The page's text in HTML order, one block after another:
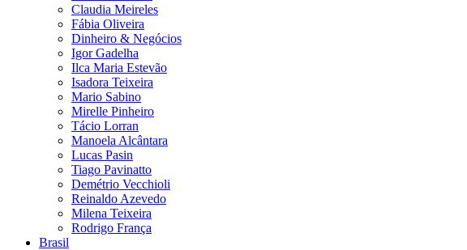
Claudia Meireles
Fábia Oliveira
Dinheiro & Negócios
Igor Gadelha
Ilca Maria Estevão
Isadora Teixeira
Mario Sabino
Mirelle Pinheiro
Tácio Lorran
Manoela Alcântara
Lucas Pasin
Tiago Pavinatto
Demétrio Vecchioli
Reinaldo Azevedo
Milena Teixeira
Rodrigo França
Brasil